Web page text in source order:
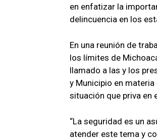
en enfatizar la
delincuencia en los
En una reunión de
los límites de
llamado a las y los
y Municipio en
situación que priva en
“La seguridad es un
atender este tema y